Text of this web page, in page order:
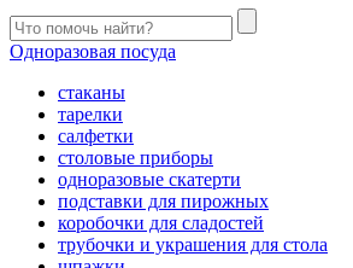
Одноразовая посуда
стаканы
тарелки
салфетки
столовые приборы
одноразовые скатерти
подставки для пирожных
коробочки для сладостей
трубочки и украшения для стола